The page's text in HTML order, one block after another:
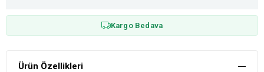
Kargo Bedava
Ürün Özellikleri